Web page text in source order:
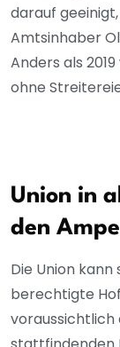
darauf
Amtsinhaber
Anders als
ohne
Union in
den
Die Union
berechtigte
voraussichtlich